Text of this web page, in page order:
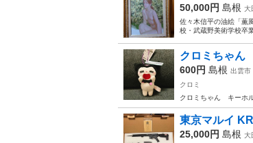
50,000円 島根 大
佐々木信平の油絵「
校・武蔵野美術学校卒
クロミちゃ
600円 島根 出雲市
クロミ
クロミちゃん キーホ
東京マルイ
25,000円 島根 大